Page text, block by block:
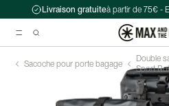
Livraison gratuiteà partir de 75€ -
Recherche suggérées
Sacoche pour porte bagage
Double
Sport